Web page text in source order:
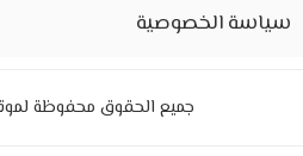
سياسة الخصوصية
جميع الحقوق محفوظة لموقع